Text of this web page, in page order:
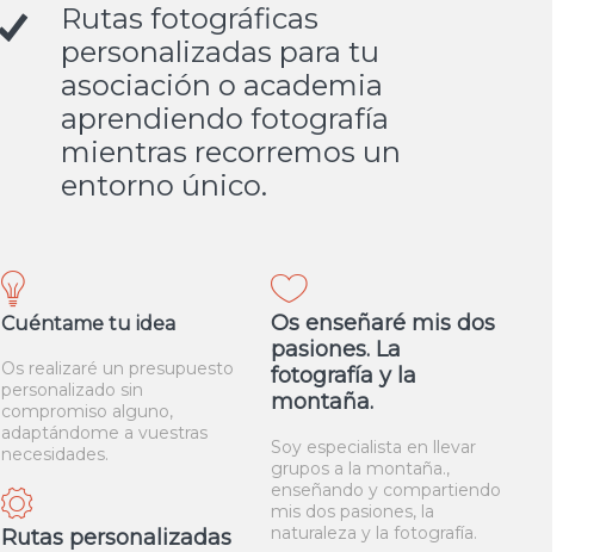
Rutas fotográficas
personalizadas para tu
asociación o academia
aprendiendo fotografía
mientras recorremos un
entorno único.
Cuéntame tu idea
Os realizaré un presupuesto
personalizado sin
compromiso alguno,
adaptándome a vuestras
necesidades.
Rutas personalizadas
Os enseñaré mis dos
pasiones. La
fotografía y la
montaña.
Soy especialista en llevar
grupos a la montaña.,
enseñando y compartiendo
mis dos pasiones, la
naturaleza y la fotografía.